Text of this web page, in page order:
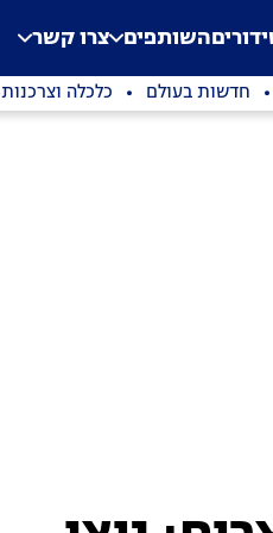
השותפים צרו קשר
חדשות בעולם כלכלה וצרכנות